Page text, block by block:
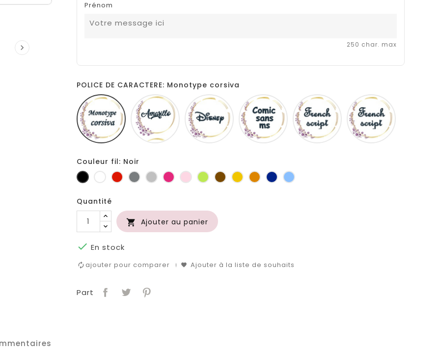

Prénom
250 char. max
POLICE DE CARACTERE: Monotype corsiva
Monotype
corsiva
Amarillo Disney
Comic
sans
ms
French
script
Couleur fil: Noir
Noir BlancRougeGris
foncé
Gris
clair
Fuchsia
RoseAnis MarronJaune
d'or
OrangeMarineBleu
Quantité
 Ajouter au panier
 En stock
ajouter pour comparer Ajouter à la liste de souhaits
Part